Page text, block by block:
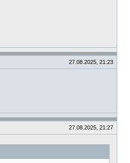
27.08.2025, 21:23
27.08.2025, 21:27